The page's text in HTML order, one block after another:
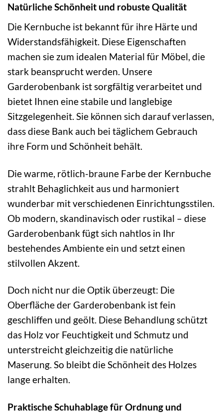
Natürliche Schönheit und robuste Qualität
Die Kernbuche ist bekannt für ihre Härte und
Widerstandsfähigkeit. Diese Eigenschaften
machen sie zum idealen Material für Möbel, die
stark beansprucht werden. Unsere
Garderobenbank ist sorgfältig verarbeitet und
bietet Ihnen eine stabile und langlebige
Sitzgelegenheit. Sie können sich darauf verlassen,
dass diese Bank auch bei täglichem Gebrauch
ihre Form und Schönheit behält.
Die warme, rötlich-braune Farbe der Kernbuche
strahlt Behaglichkeit aus und harmoniert
wunderbar mit verschiedenen Einrichtungsstilen.
Ob modern, skandinavisch oder rustikal – diese
Garderobenbank fügt sich nahtlos in Ihr
bestehendes Ambiente ein und setzt einen
stilvollen Akzent.
Doch nicht nur die Optik überzeugt: Die
Oberfläche der Garderobenbank ist fein
geschliffen und geölt. Diese Behandlung schützt
das Holz vor Feuchtigkeit und Schmutz und
unterstreicht gleichzeitig die natürliche
Maserung. So bleibt die Schönheit des Holzes
lange erhalten.
Praktische Schuhablage für Ordnung und